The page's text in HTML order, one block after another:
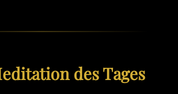
des Tages